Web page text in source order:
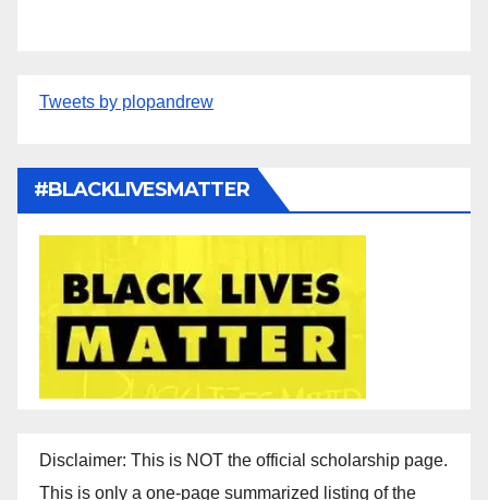
Tweets by plopandrew
#BLACKLIVESMATTER
Disclaimer: This is NOT the official scholarship page.
This is only a one-page summarized listing of the